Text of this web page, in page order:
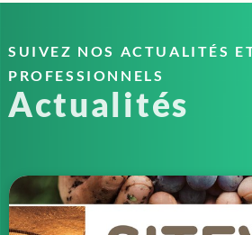
SUIVEZ NOS ACTUALITÉS
PROFESSIONNELS
Actualités